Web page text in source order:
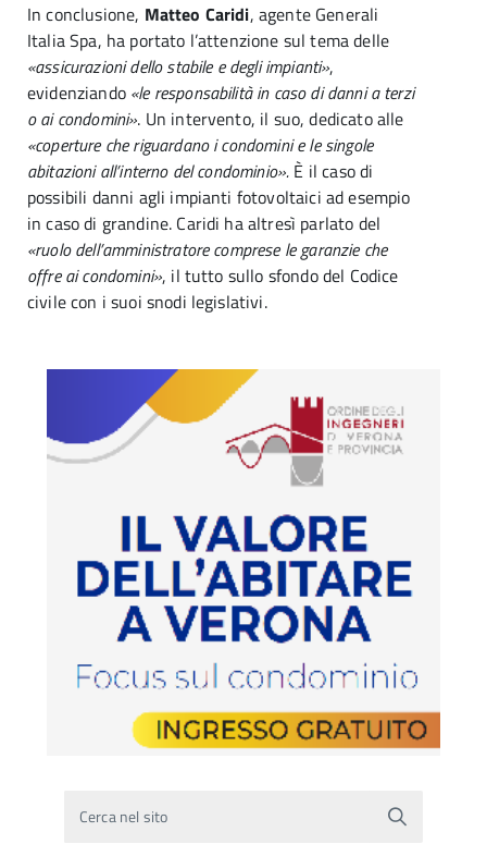
In conclusione, Matteo Caridi, agente Generali
Italia Spa, ha portato l’attenzione sul tema delle
«assicurazioni dello stabile e degli impianti»,
evidenziando «le responsabilità in caso di danni a terzi
o ai condomini». Un intervento, il suo, dedicato alle
«coperture che riguardano i condomini e le singole
abitazioni all’interno del condominio». È il caso di
possibili danni agli impianti fotovoltaici ad esempio
in caso di grandine. Caridi ha altresì parlato del
«ruolo dell’amministratore comprese le garanzie che
offre ai condomini», il tutto sullo sfondo del Codice
civile con i suoi snodi legislativi.
Cerca nel sito